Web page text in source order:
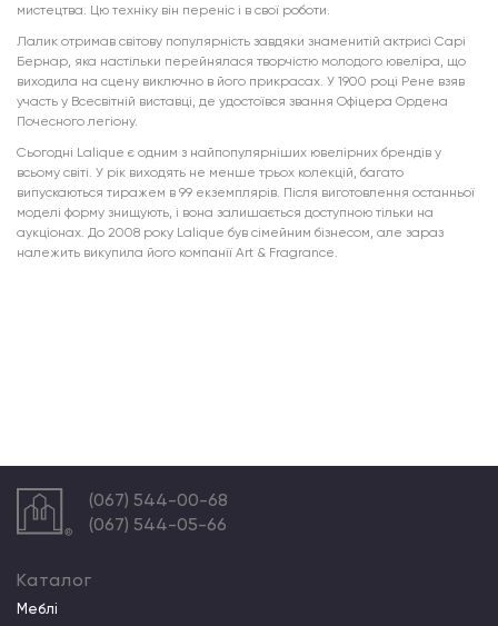
мистецтва. Цю техніку він переніс і в свої роботи.
Лалик отримав світову популярність завдяки знаменитій актрисі Сарі
Бернар, яка настільки перейнялася творчістю молодого ювеліра, що
виходила на сцену виключно в його прикрасах. У 1900 році Рене взяв
участь у Всесвітній виставці, де удостоївся звання Офіцера Ордена
Почесного легіону.
Сьогодні Lalique є одним з найпопулярніших ювелірних брендів у
всьому світі. У рік виходять не менше трьох колекцій, багато
випускаються тиражем в 99 екземплярів. Після виготовлення останньої
моделі форму знищують, і вона залишається доступною тільки на
аукціонах. До 2008 року Lalique був сімейним бізнесом, але зараз
належить викупила його компанії Art & Fragrance.
(067) 544-00-68
(067) 544-05-66
Каталог
Меблі